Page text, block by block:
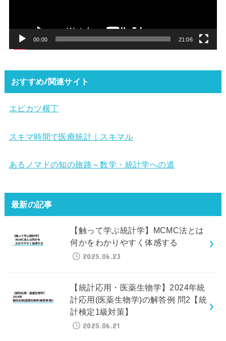
00:00 21:06
おすすめ/関連サイト
エビカツ横丁
スキマ時間で医療統計｜スキマル
あるノマドの知の旅路～数学・統計学への道
最新の記事
【触って学ぶ統計学】MCMC法とは
何かをわかりやすく体感する
2025.06.23
【統計応用・医薬生物学】2024年統
計応用(医薬生物学)の解答例 問2【統
計検定1級対策】
2025.06.21